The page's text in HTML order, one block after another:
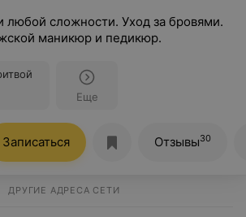
сложности. Уход за бровями.
маникюр и педикюр.
Еще
Записаться Отзывы30
ДРУГИЕ АДРЕСА СЕТИ